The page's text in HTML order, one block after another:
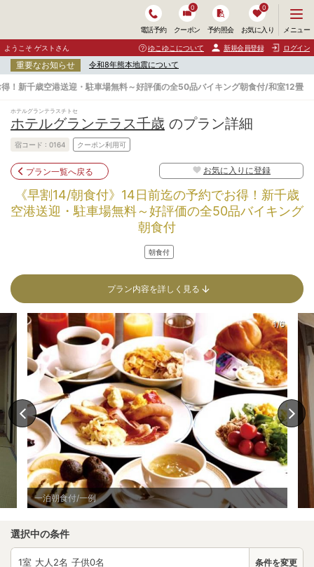
電話予約 クーポン
0
予約照会 お気に入り
0
ニ
ュ
ー
開
く
メニュー
ようこそ ゲストさん ゆこゆこについて 新規会員登録 ログイン
重要なお知らせ 令和8年熊本地震について
！新千歳空港送迎・駐車場無料～好評価の全50品バイキング朝食付/和室12畳
ホテルグランテラスチトセ
ホテルグランテラス千歳 のプラン詳細
宿コード : 0164 クーポン利用可
プラン一覧へ戻る お気に入りに登録
《早割14/朝食付》14日前迄の予約でお得！新千歳
空港送迎・駐車場無料～好評価の全50品バイキング
朝食付
朝食付
プラン内容を詳しく見る
一泊朝食付/一例
1/6
選択中の条件
1室 大人 2名 子供0名 条件を変更